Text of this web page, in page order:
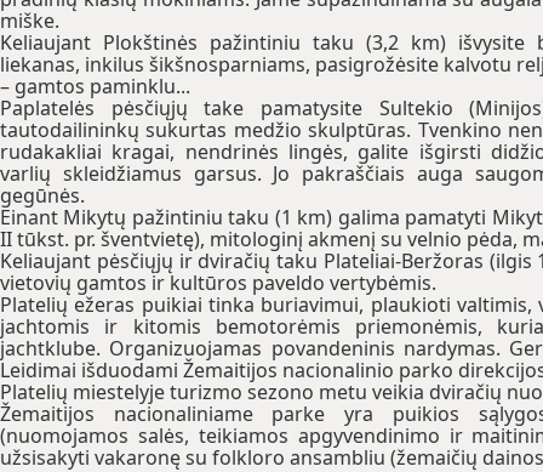
miške.
Keliaujant Plokštinės pažintiniu taku (3,2 km) išvysite
liekanas, inkilus šikšnosparniams, pasigrožėsite kalvotu
– gamtos paminklu...
Paplatelės pėsčiųjų take pamatysite Sultekio
tautodailininkų sukurtas medžio skulptūras. Tvenkino
rudakakliai kragai, nendrinės lingės, galite išgirsti
varlių skleidžiamus garsus. Jo pakraščiais auga
gegūnės.
Einant Mikytų pažintiniu taku (1 km) galima pamatyti
II tūkst. pr. šventvietę), mitologinį akmenį su velnio pėda,
Keliaujant pėsčiųjų ir dviračių taku Plateliai-Beržoras
vietovių gamtos ir kultūros paveldo vertybėmis.
Platelių ežeras puikiai tinka buriavimui, plaukioti valtimis,
jachtomis ir kitomis bemotorėmis priemonėmis,
jachtklube. Organizuojamas povandeninis nardymas.
Leidimai išduodami Žemaitijos nacionalinio parko
Platelių miestelyje turizmo sezono metu veikia dviračių
Žemaitijos nacionaliniame parke yra puikios
(nuomojamos salės, teikiamos apgyvendinimo ir
užsisakyti vakaronę su folkloro ansambliu (žemaičių